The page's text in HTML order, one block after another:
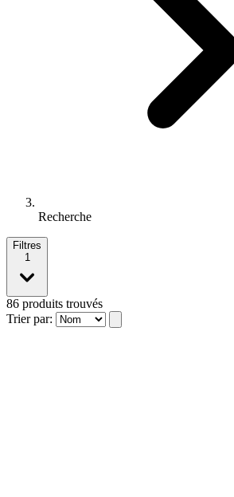
Recherche
Filtres
1
86 produits trouvés
Trier par: